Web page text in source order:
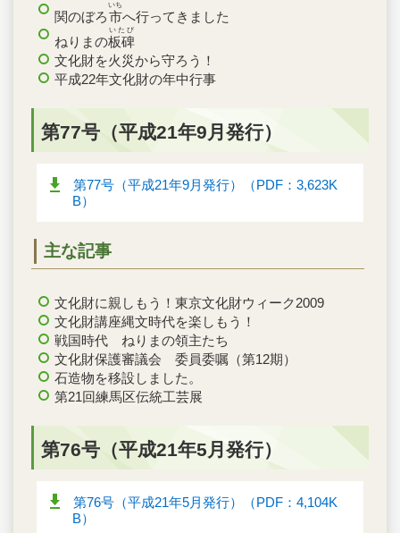
関のぼろ市
いち
へ行ってきました
ねりまの板碑
いたび
文化財を火災から守ろう！
平成22年文化財の年中行事
第77号（平成21年9月発行）
第77号（平成21年9月発行）（PDF：3,623K
B）
主な記事
文化財に親しもう！東京文化財ウィーク2009
文化財講座縄文時代を楽しもう！
戦国時代 ねりまの領主たち
文化財保護審議会 委員委嘱（第12期）
石造物を移設しました。
第21回練馬区伝統工芸展
第76号（平成21年5月発行）
第76号（平成21年5月発行）（PDF：4,104K
B）